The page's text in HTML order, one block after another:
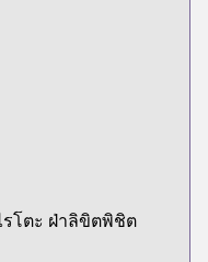
episode/
รโตะ ฝ่าลิขิตพิชิต